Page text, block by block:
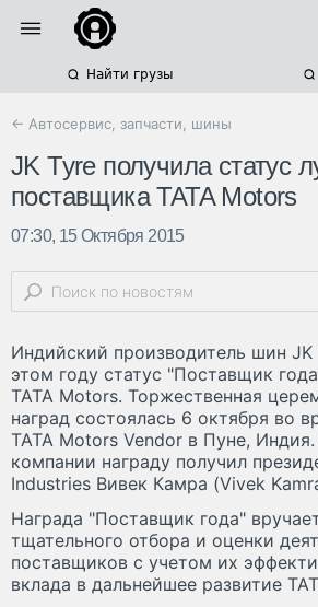
Найти грузы
← Автосервис, запчасти, шины
JK Tyre получила статус
поставщика TATA Motors
07:30, 15 Октября 2015
Индийский производитель шин JK
этом году статус "Поставщик
TATA Motors. Торжественная
наград состоялась 6 октября во
TATA Motors Vendor в Пуне,
компании награду получил
Industries Вивек Камра (Vivek
Награда "Поставщик года"
тщательного отбора и оценки
поставщиков с учетом их
вклада в дальнейшее развитие